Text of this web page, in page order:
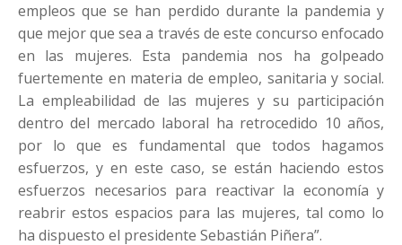
empleos que se han perdido durante la pandemia y
que mejor que sea a través de este concurso enfocado
en las mujeres. Esta pandemia nos ha golpeado
fuertemente en materia de empleo, sanitaria y social.
La empleabilidad de las mujeres y su participación
dentro del mercado laboral ha retrocedido 10 años,
por lo que es fundamental que todos hagamos
esfuerzos, y en este caso, se están haciendo estos
esfuerzos necesarios para reactivar la economía y
reabrir estos espacios para las mujeres, tal como lo
ha dispuesto el presidente Sebastián Piñera”.